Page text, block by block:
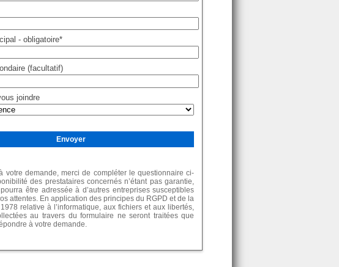
- obligatoire*
(facultatif)
joindre
votre demande, merci de compléter le questionnaire ci-
des prestataires concernés n’étant pas garantie,
être adressée à d’autres entreprises susceptibles
attentes. En application des principes du RGPD et de la
relative à l’informatique, aux fichiers et aux libertés,
au travers du formulaire ne seront traitées que
à votre demande.